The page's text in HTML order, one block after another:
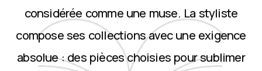
considérée comme une muse. La styliste
compose ses collections avec une exigence
absolue : des pièces choisies pour sublimer